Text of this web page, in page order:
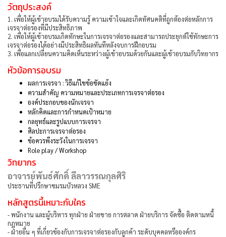
วัตถุประสงค์
1. เพื่อให้ผู้เข้าอบรมได้รับความรู้ ความเข้าใจและเกิดทัศนคติที่ถูกต้องต่อหลักการ
เจรจาต่อรองที่มีประสิทธิภาพ
2. เพื่อให้ผู้เข้าอบรมเกิดทักษะในการเจรจาต่อรองและสามารถประยุกต์ใช้ทักษะการ
เจรจาต่อรองได้อย่างมีประสิทธิผลทันทีหลังจบการฝึกอบรม
3. เพื่อแลกเปลี่ยนความคิดเห็นระหว่างผู้เข้าอบรมด้วยกันและผู้เข้าอบรมกับวิทยากร
หัวข้อการอบรม
ผลการเจรจา : วิธีแก้ไขข้อขัดแย้ง
ความสำคัญ ความหมายและประเภทการเจรจาต่อรอง
องค์ประกอบของนักเจรจา
หลักคิดและการกำหนดเป้าหมาย
กลยุทธ์และรูปแบบการเจรจา
ศิลปะการเจรจาต่อรอง
ข้อควรพึงระวังในการเจรจา
Role play / Workshop
วิทยากร
อาจารย์พันธ์ศักดิ์ ลีลาวรรณกุลศิริ
ประธานที่ปรึกษาชมรมบัวหลวง SME
หลักสูตรนี้เหมาะกับใคร
- พนักงาน และผู้บริหาร ทุกฝ่าย ฝ่ายขาย การตลาด ฝ่ายบริการ จัดซื้อ ติดตามหนี้
กฎหมาย
- ฝ่ายอื่น ๆ ที่เกี่ยวข้องกับการเจรจาต่อรองกับลูกค้า ระดับบุคคลหรือองค์กร